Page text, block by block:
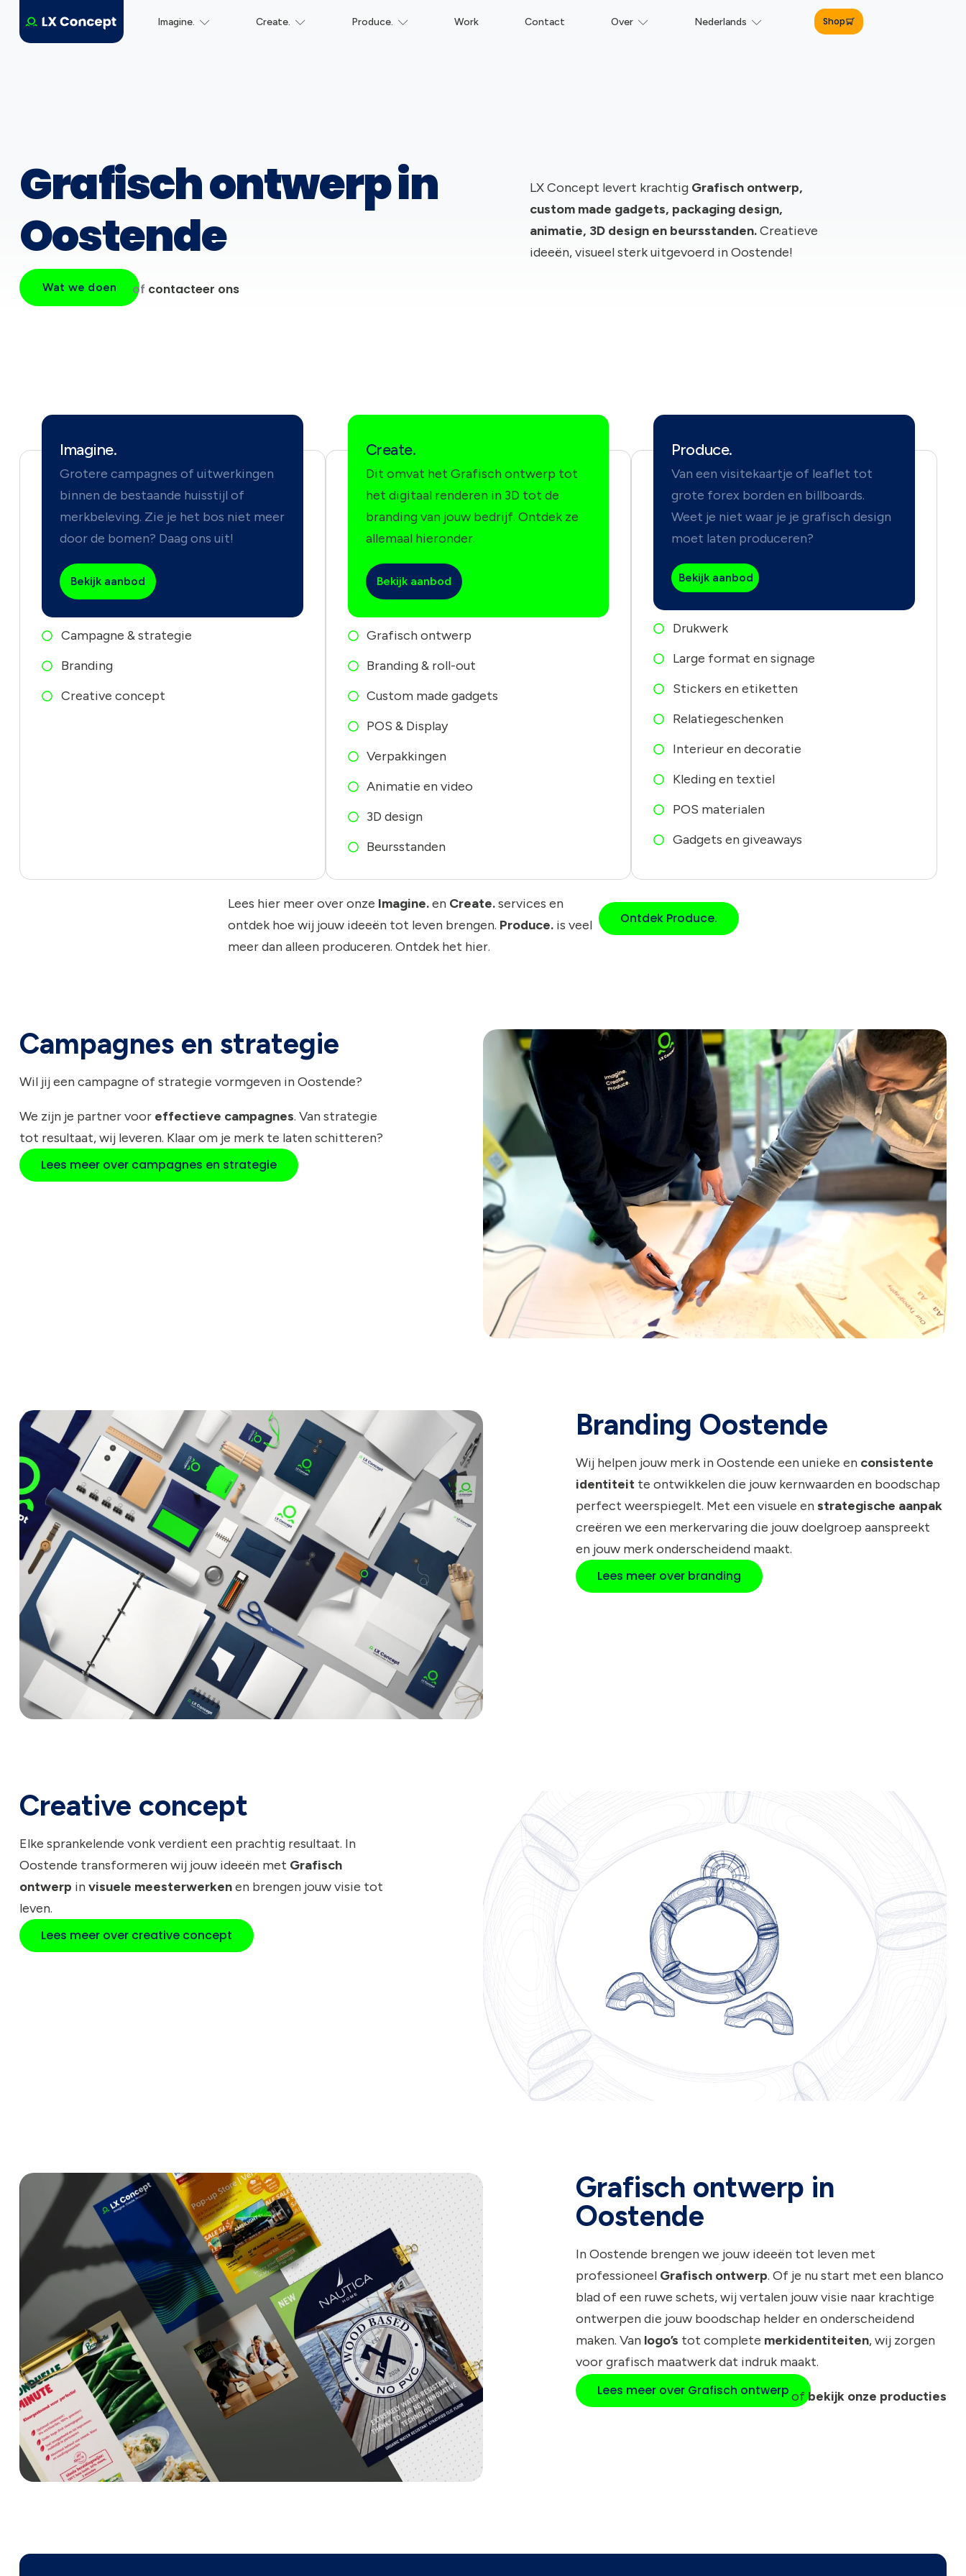
Shop
Imagine. Create. Produce. Work Contact Over Nederlands
Grafisch ontwerp in
Oostende
LX Concept levert krachtig Grafisch ontwerp,
custom made gadgets, packaging design,
animatie, 3D design en beursstanden.Creatieve
ideeën, visueel sterk uitgevoerd in Oostende!
Wat we doen of contacteer ons
Imagine.
Grotere campagnes of uitwerkingen
binnen de bestaande huisstijl of
merkbeleving. Zie je het bos niet meer
door de bomen? Daag ons uit!
Bekijk aanbod
Campagne & strategie
Branding
Creative concept
Create.
Dit omvat het Grafisch ontwerp tot
het digitaal renderen in 3D tot de
branding van jouw bedrijf. Ontdek ze
allemaal hieronder.
Bekijk aanbod
Grafisch ontwerp
Branding & roll-out
Custom made gadgets
POS & Display
Verpakkingen
Animatie en video
3D design
Beursstanden
Produce.
Van een visitekaartje of leaflet tot
grote forex borden en billboards.
Weet je niet waar je je grafisch design
moet laten produceren?
Bekijk aanbod
Drukwerk
Large format en signage
Stickers en etiketten
Relatiegeschenken
Interieur en decoratie
Kleding en textiel
POS materialen
Gadgets en giveaways
Lees hier meer over onze Imagine.en Create.services en
ontdek hoe wij jouw ideeën tot leven brengen. Produce.is veel
meer dan alleen produceren. Ontdek het hier.
Ontdek Produce.
Campagnes en strategie
Wil jij een campagne of strategie vormgeven in Oostende?
We zijn je partner voor effectieve campagnes. Van strategie
tot resultaat, wij leveren. Klaar om je merk te laten schitteren?
Lees meer over campagnes en strategie
Branding Oostende
Wij helpen jouw merk in Oostende een unieke en consistente
identiteit te ontwikkelen die jouw kernwaarden en boodschap
perfect weerspiegelt. Met een visuele enstrategische aanpak
creëren we een merkervaring die jouw doelgroep aanspreekt
en jouw merk onderscheidend maakt.
Lees meer over branding
Creative concept
Elke sprankelende vonk verdient een prachtig resultaat. In
Oostende transformeren wij jouw ideeën met Grafisch
ontwerp invisuele meesterwerkenen brengen jouw visie tot
leven.
Lees meer over creative concept
Grafisch ontwerp in
Oostende
In Oostende brengen we jouw ideeën tot leven met
professioneel Grafisch ontwerp. Of je nu start met een blanco
blad of een ruwe schets, wij vertalen jouw visie naar krachtige
ontwerpen die jouw boodschap helder en onderscheidend
maken. Van logo’s tot complete merkidentiteiten, wij zorgen
voor grafisch maatwerk dat indruk maakt.
Lees meer over Grafisch ontwerpofbekijk onze producties